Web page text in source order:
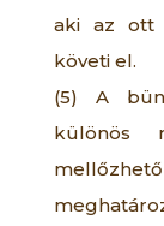
aki az ott
követi el.
(5) A
különös